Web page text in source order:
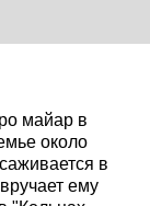
майар в
около
в
ему